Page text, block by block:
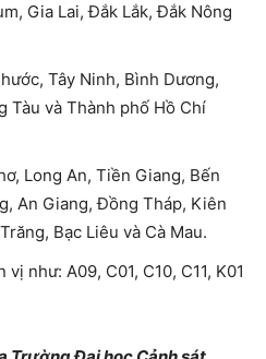
Gia Lai, Đắk Lắk, Đắk Nông
Tây Ninh, Bình Dương,
Tàu và Thành phố Hồ Chí
Long An, Tiền Giang, Bến
An Giang, Đồng Tháp, Kiên
Bạc Liêu và Cà Mau.
như: A09, C01, C10, C11, K01